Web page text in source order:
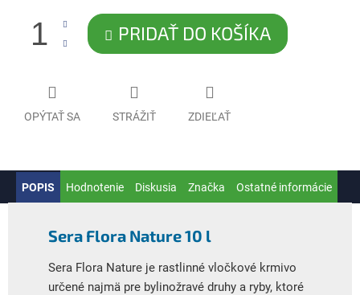
PRIDAŤ DO KOŠÍKA
OPÝTAŤ SA STRÁŽIŤ ZDIEĽAŤ
POPIS Hodnotenie Diskusia Značka Ostatné informácie
Sera Flora Nature 10 l
Sera Flora Nature je rastlinné vločkové krmivo
určené najmä pre bylinožravé druhy a ryby, ktoré